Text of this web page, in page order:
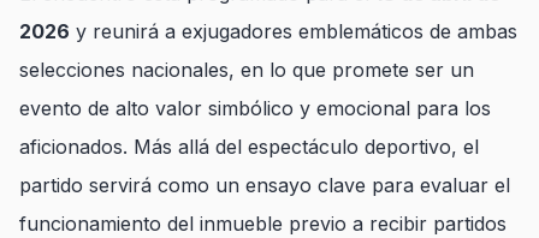
2026 y reunirá a exjugadores emblemáticos de ambas
selecciones nacionales, en lo que promete ser un
evento de alto valor simbólico y emocional para los
aficionados. Más allá del espectáculo deportivo, el
partido servirá como un ensayo clave para evaluar el
funcionamiento del inmueble previo a recibir partidos